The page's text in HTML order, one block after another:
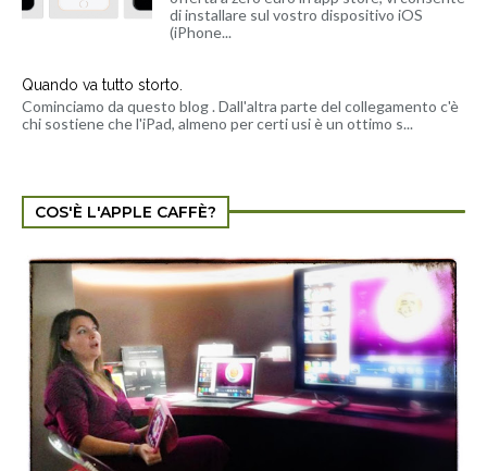
di installare sul vostro dispositivo iOS
(iPhone...
Quando va tutto storto.
Cominciamo da questo blog . Dall'altra parte del collegamento c'è
chi sostiene che l'iPad, almeno per certi usi è un ottimo s...
COS'È L'APPLE CAFFÈ?